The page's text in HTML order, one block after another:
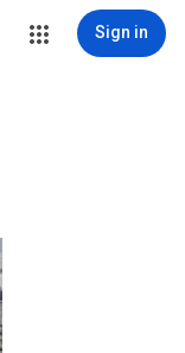
Sign in